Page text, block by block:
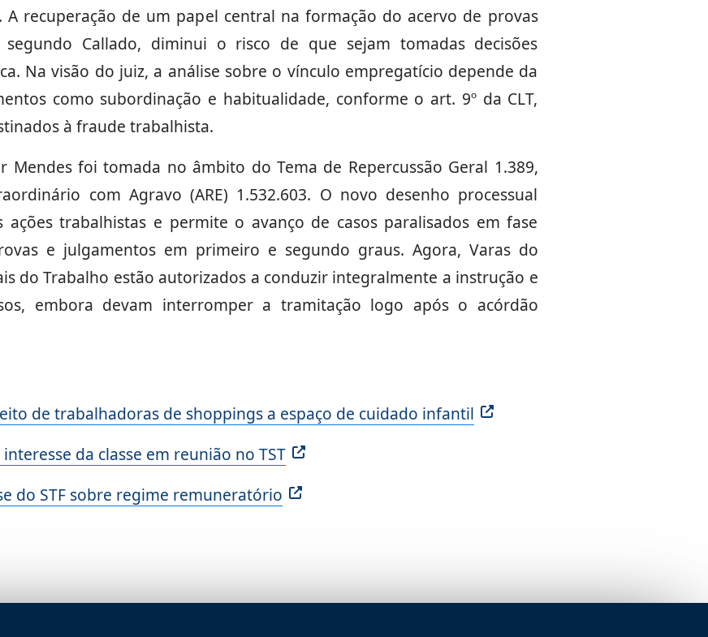
recuperação de um papel central na formação do acervo de provas
segundo Callado, diminui o risco de que sejam tomadas decisões
Na visão do juiz, a análise sobre o vínculo empregatício depende da
como subordinação e habitualidade, conforme o art. 9º da CLT,
à fraude trabalhista.
Mendes foi tomada no âmbito do Tema de Repercussão Geral 1.389,
com Agravo (ARE) 1.532.603. O novo desenho processual
trabalhistas e permite o avanço de casos paralisados em fase
e julgamentos em primeiro e segundo graus. Agora, Varas do
do Trabalho estão autorizados a conduzir integralmente a instrução e
embora devam interromper a tramitação logo após o acórdão
de trabalhadoras de shoppings a espaço de cuidado infantil
da classe em reunião no TST
do STF sobre regime remuneratório